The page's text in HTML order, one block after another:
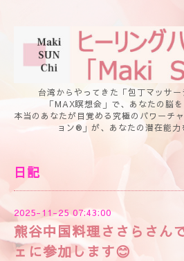
台湾からやってきた「包丁マッサ
「MAX瞑想会」で、あなたの脳
本当のあなたが目覚める究極のパワーチ
ョン®」が、あなたの潜在能力
日記
2025-11-25 07:43:00
熊谷中国料理ささらさん
ェに参加します😊